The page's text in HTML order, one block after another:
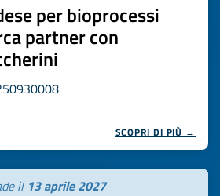
per bioprocessi
partner con
SCOPRI DI PIÙ →
il 13 aprile 2027